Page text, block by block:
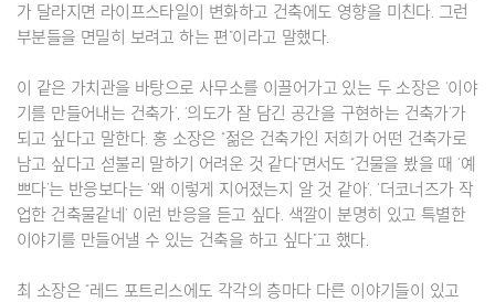
가 달라지면 라이프스타일이 변화하고 건축에도 영향을 미친다. 그런
부분들을 면밀히 보려고 하는 편”이라고 말했다.
이 같은 가치관을 바탕으로 사무소를 이끌어가고 있는 두 소장은 ‘이야
기를 만들어내는 건축가’, ‘의도가 잘 담긴 공간을 구현하는 건축가’가
되고 싶다고 말한다. 홍 소장은 “젊은 건축가인 저희가 어떤 건축가로
남고 싶다고 섣불리 말하기 어려운 것 같다”면서도 “건물을 봤을 때 ‘예
쁘다’는 반응보다는 ‘왜 이렇게 지어졌는지 알 것 같아’, ‘더코너즈가 작
업한 건축물같네’ 이런 반응을 듣고 싶다. 색깔이 분명히 있고 특별한
이야기를 만들어낼 수 있는 건축을 하고 싶다”고 했다.
최 소장은 “레드 포트리스에도 각각의 층마다 다른 이야기들이 있고